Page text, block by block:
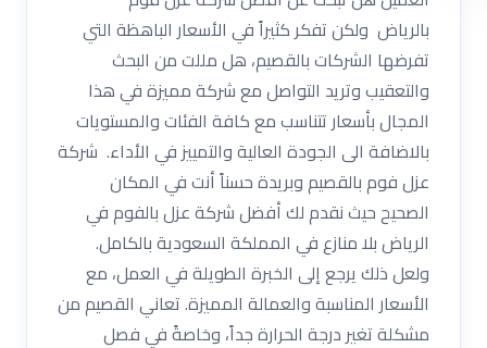
بالرياض ولكن تفكر كثيراً في الأسعار الباهظة التي
تفرضها الشركات بالقصيم، هل مللت من البحث
والتعقيب وتريد التواصل مع شركة مميزة في هذا
المجال بأسعار تتناسب مع كافة الفئات والمستويات
بالاضافة الى الجودة العالية والتمييز في الأداء. شركة
عزل فوم بالقصيم وبريدة حسناً أنت في المكان
الصحيح حيث نقدم لك أفضل شركة عزل بالفوم في
الرياض بلا منازع في المملكة السعودية بالكامل.
ولعل ذلك يرجع إلى الخبرة الطويلة في العمل، مع
الأسعار المناسبة والعمالة المميزة. تعاني القصيم من
مشكلة تغير درجة الحرارة جداً، وخاصةً في فصل